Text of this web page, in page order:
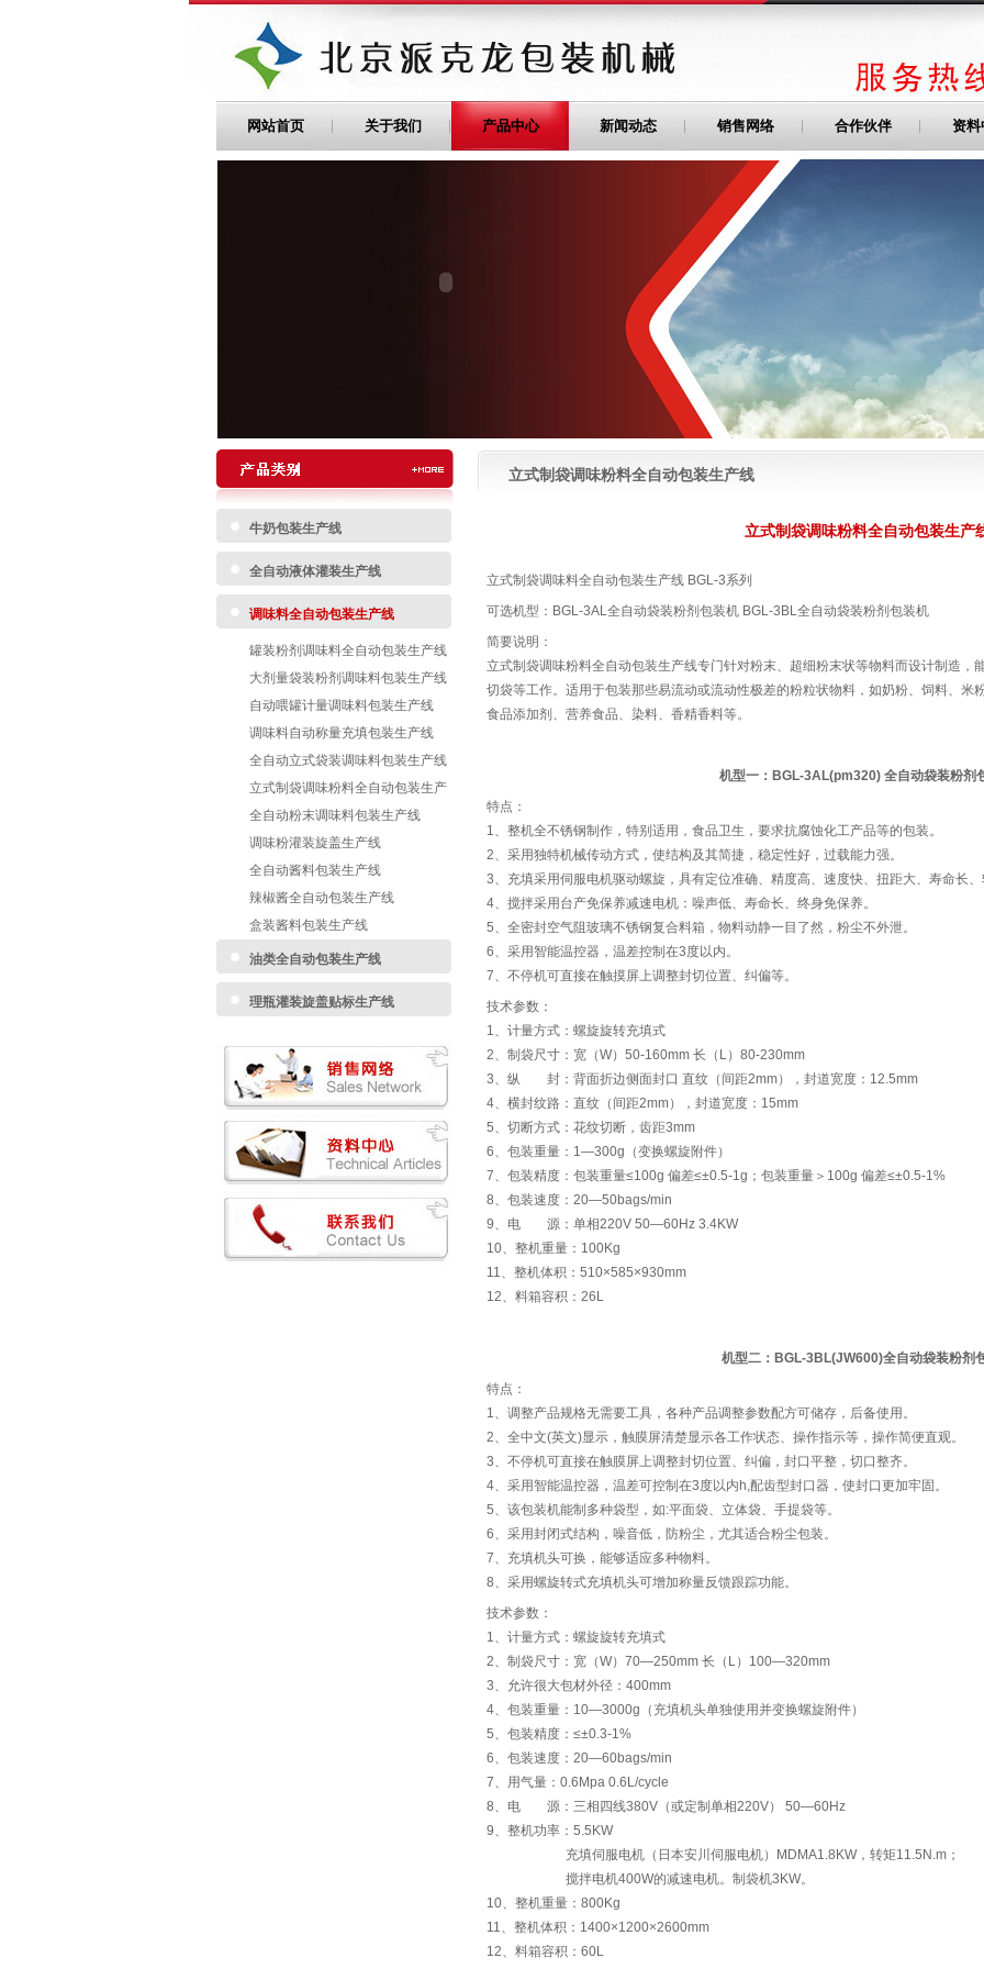
网站首页 关于我们 产品中心 新闻动态 销售网络 合作伙伴 资料
牛奶包装生产线
全自动液体灌装生产线
调味料全自动包装生产线
罐装粉剂调味料全自动包装生产线
大剂量袋装粉剂调味料包装生产线
自动喂罐计量调味料包装生产线
调味料自动称量充填包装生产线
全自动立式袋装调味料包装生产线
立式制袋调味粉料全自动包装生产
线
全自动粉末调味料包装生产线
调味粉灌装旋盖生产线
全自动酱料包装生产线
辣椒酱全自动包装生产线
盒装酱料包装生产线
油类全自动包装生产线
理瓶灌装旋盖贴标生产线
立式制袋调味粉料全自动包装生产线
立式制袋调味粉料全自动包装生产
立式制袋调味料全自动包装生产线 BGL-3系列
可选机型：BGL-3AL全自动袋装粉剂包装机 BGL-3BL全自动袋装粉剂包装机
简要说明：
立式制袋调味粉料全自动包装生产线专门针对粉末、超细粉末状等物料而设计制造，
切袋等工作。适用于包装那些易流动或流动性极差的粉粒状物料，如奶粉、饲料、米
食品添加剂、营养食品、染料、香精香料等。
机型一：BGL-3AL(pm320) 全自动袋装粉剂
特点：
1、整机全不锈钢制作，特别适用，食品卫生，要求抗腐蚀化工产品等的包装。
2、采用独特机械传动方式，使结构及其简捷，稳定性好，过载能力强。
3、充填采用伺服电机驱动螺旋，具有定位准确、精度高、速度快、扭距大、寿命长
4、搅拌采用台产免保养减速电机：噪声低、寿命长、终身免保养。
5、全密封空气阻玻璃不锈钢复合料箱，物料动静一目了然，粉尘不外泄。
6、采用智能温控器，温差控制在3度以内。
7、不停机可直接在触摸屏上调整封切位置、纠偏等。
技术参数：
1、计量方式：螺旋旋转充填式
2、制袋尺寸：宽（W）50-160mm 长（L）80-230mm
3、纵 封：背面折边侧面封口 直纹（间距2mm），封道宽度：12.5mm
4、横封纹路：直纹（间距2mm），封道宽度：15mm
5、切断方式：花纹切断，齿距3mm
6、包装重量：1—300g（变换螺旋附件）
7、包装精度：包装重量≤100g 偏差≤±0.5-1g；包装重量＞100g 偏差≤±0.5-1%
8、包装速度：20—50bags/min
9、电 源：单相220V 50—60Hz 3.4KW
10、整机重量：100Kg
11、整机体积：510×585×930mm
12、料箱容积：26L
机型二：BGL-3BL(JW600)全自动袋装粉剂
特点：
1、调整产品规格无需要工具，各种产品调整参数配方可储存，后备使用。
2、全中文(英文)显示，触膜屏清楚显示各工作状态、操作指示等，操作简便直观。
3、不停机可直接在触膜屏上调整封切位置、纠偏，封口平整，切口整齐。
4、采用智能温控器，温差可控制在3度以内h,配齿型封口器，使封口更加牢固。
5、该包装机能制多种袋型，如:平面袋、立体袋、手提袋等。
6、采用封闭式结构，噪音低，防粉尘，尤其适合粉尘包装。
7、充填机头可换，能够适应多种物料。
8、采用螺旋转式充填机头可增加称量反馈跟踪功能。
技术参数：
1、计量方式：螺旋旋转充填式
2、制袋尺寸：宽（W）70—250mm 长（L）100—320mm
3、允许很大包材外径：400mm
4、包装重量：10—3000g（充填机头单独使用并变换螺旋附件）
5、包装精度：≤±0.3-1%
6、包装速度：20—60bags/min
7、用气量：0.6Mpa 0.6L/cycle
8、电 源：三相四线380V（或定制单相220V） 50—60Hz
9、整机功率：5.5KW
充填伺服电机（日本安川伺服电机）MDMA1.8KW，转矩11.5N.m；
搅拌电机400W的减速电机。制袋机3KW。
10、整机重量：800Kg
11、整机体积：1400×1200×2600mm
12、料箱容积：60L